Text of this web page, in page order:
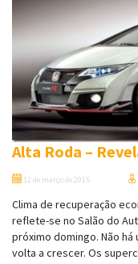
Alta Roda –
12 de março de 2015
Clima de recuperação
reflete-se no Salão do
próximo domingo. Não
volta a crescer. Os